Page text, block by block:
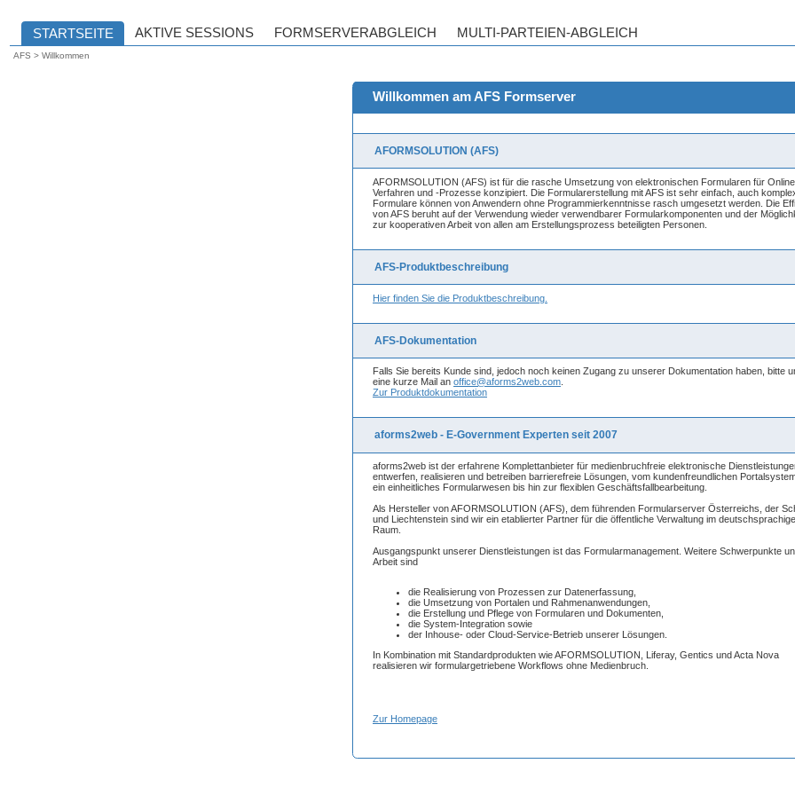
AFS > Willkommen
Willkommen am AFS Formserver
AFORMSOLUTION (AFS)
AFORMSOLUTION (AFS) ist für die rasche Umsetzung von elektronischen Formularen für
Verfahren und -Prozesse konzipiert. Die Formularerstellung mit AFS ist sehr einfach, auch
Formulare können von Anwendern ohne Programmierkenntnisse rasch umgesetzt werden. Die
von AFS beruht auf der Verwendung wieder verwendbarer Formularkomponenten und der
zur kooperativen Arbeit von allen am Erstellungsprozess beteiligten Personen.
AFS-Produktbeschreibung
Hier finden Sie die Produktbeschreibung.
AFS-Dokumentation
Falls Sie bereits Kunde sind, jedoch noch keinen Zugang zu unserer Dokumentation haben, bitte
eine kurze Mail an office@aforms2web.com
Zur Produktdokumentation
aforms2web - E-Government Experten seit 2007
aforms2web ist der erfahrene Komplettanbieter für medienbruchfreie elektronische
entwerfen, realisieren und betreiben barrierefreie Lösungen, vom kundenfreundlichen
ein einheitliches Formularwesen bis hin zur flexiblen Geschäftsfallbearbeitung.
Als Hersteller von AFORMSOLUTION (AFS), dem führenden Formularserver Österreichs, der
und Liechtenstein sind wir ein etablierter Partner für die öffentliche Verwaltung im
Raum.
Ausgangspunkt unserer Dienstleistungen ist das Formularmanagement. Weitere Schwerpunkte
Arbeit sind
die Realisierung von Prozessen zur Datenerfassung,
die Umsetzung von Portalen und Rahmenanwendungen,
die Erstellung und Pflege von Formularen und Dokumenten,
die System-Integration sowie
der Inhouse- oder Cloud-Service-Betrieb unserer Lösungen.
In Kombination mit Standardprodukten wie AFORMSOLUTION, Liferay, Gentics und Acta Nova
realisieren wir formulargetriebene Workflows ohne Medienbruch.
Zur Homepage